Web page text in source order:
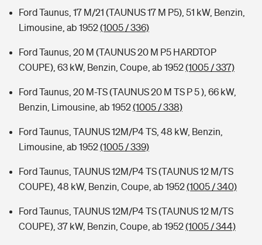
Ford Taunus, 17 M/21 (TAUNUS 17 M P5), 51 kW, Benzin,
Limousine, ab 1952(1005 / 336)
Ford Taunus, 20 M (TAUNUS 20 M P5 HARDTOP
COUPE), 63 kW, Benzin, Coupe, ab 1952(1005 / 337)
Ford Taunus, 20 M-TS (TAUNUS 20 M TS P 5 ), 66 kW,
Benzin, Limousine, ab 1952(1005 / 338)
Ford Taunus, TAUNUS 12M/P4 TS, 48 kW, Benzin,
Limousine, ab 1952(1005 / 339)
Ford Taunus, TAUNUS 12M/P4 TS (TAUNUS 12 M/TS
COUPE), 48 kW, Benzin, Coupe, ab 1952(1005 / 340)
Ford Taunus, TAUNUS 12M/P4 TS (TAUNUS 12 M/TS
COUPE), 37 kW, Benzin, Coupe, ab 1952(1005 / 344)